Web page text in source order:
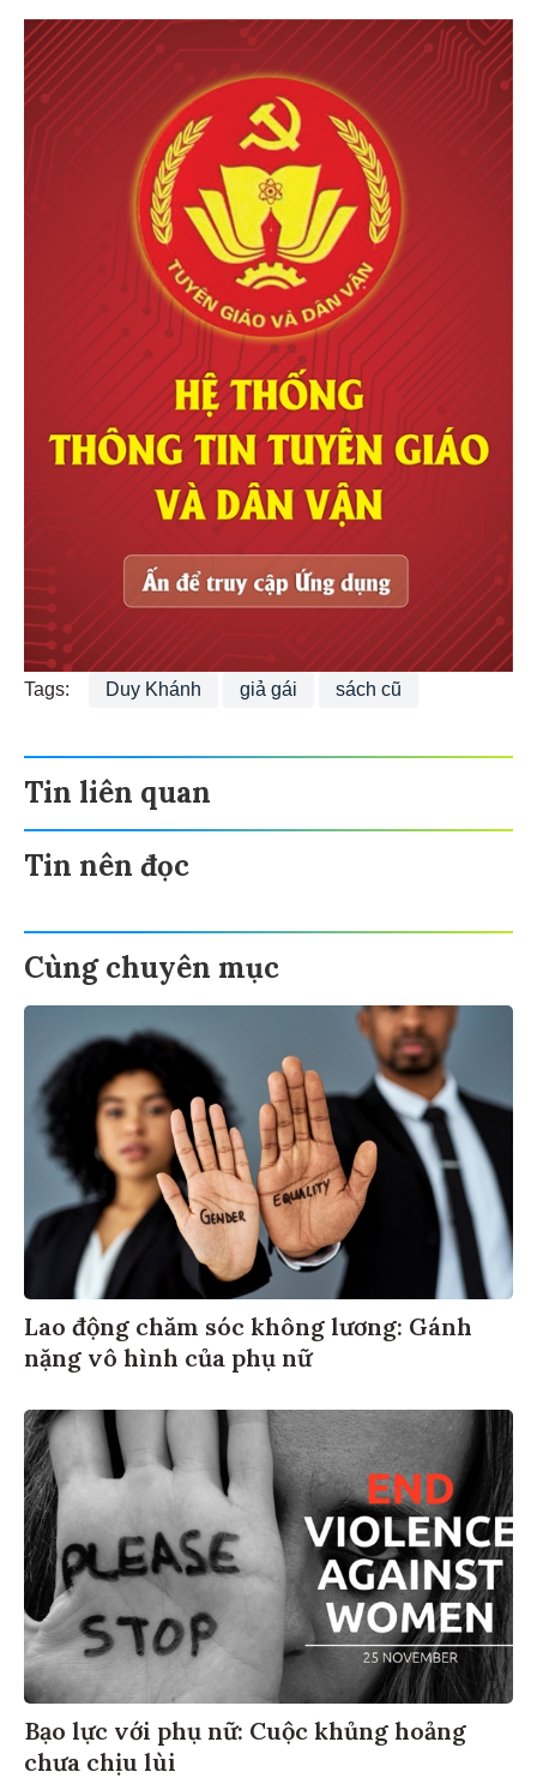
Tags: Duy Khánh giả gái sách cũ
Tin liên quan
Tin nên đọc
Cùng chuyên mục
Lao động chăm sóc không lương: Gánh
nặng vô hình của phụ nữ
Bạo lực với phụ nữ: Cuộc khủng hoảng
chưa chịu lùi